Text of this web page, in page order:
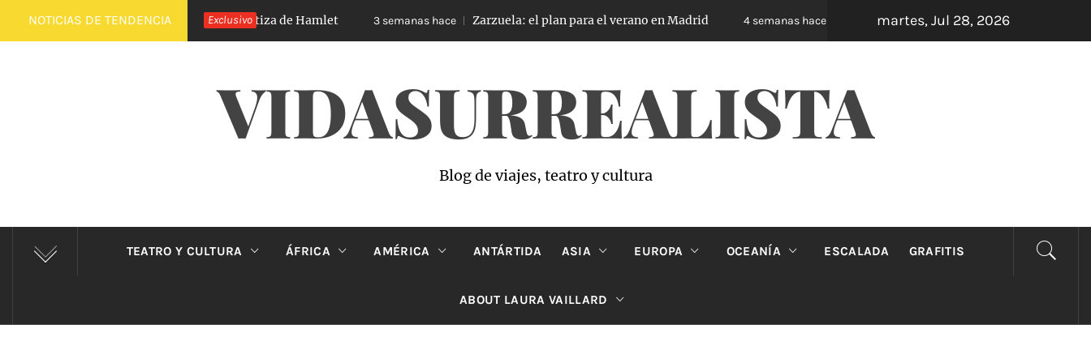
Saltar
al
NOTICIAS DE TENDENCIA Exclusivo
El Príncipe de Carabanchel, la versión castiza de Hamlet 3 semanas hace Zarzuela: el plan para el verano en Madrid 4 semanas hace Oveja Negra: el unipersonal que se ríe de los
martes, Jul 28, 2026
VIDASURREALISTA
Blog de viajes, teatro y cultura
TEATRO Y CULTURA ÁFRICA AMÉRICA ANTÁRTIDA ASIA EUROPA OCEANÍA ESCALADA GRAFITIS
ABOUT LAURA VAILLARD